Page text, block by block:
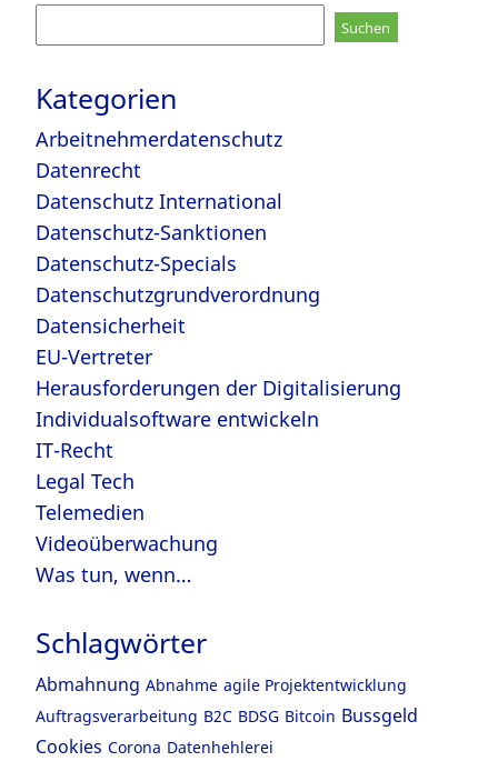
nach:
Kategorien
Arbeitnehmerdatenschutz
Datenrecht
Datenschutz International
Datenschutz-Sanktionen
Datenschutz-Specials
Datenschutzgrundverordnung
Datensicherheit
EU-Vertreter
Herausforderungen der Digitalisierung
Individualsoftware entwickeln
IT-Recht
Legal Tech
Telemedien
Videoüberwachung
Was tun, wenn…
Schlagwörter
Abmahnung Abnahme agile Projektentwicklung
Auftragsverarbeitung B2C BDSG Bitcoin Bussgeld
Cookies Corona Datenhehlerei